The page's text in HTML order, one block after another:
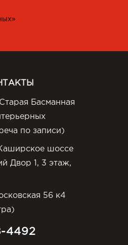
Басманная
по записи)
шоссе
Двор 1, 3 этаж,
56 к4
4492